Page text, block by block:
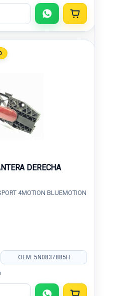
DERECHA
4MOTION BLUEMOTION
OEM: 5N0837885H